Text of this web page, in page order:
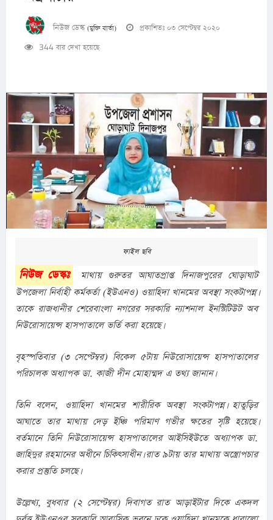
নিউজ ডেস্ক (মুক্তি বার্তা)
প্রকাশিতঃ ০৩ সেপ্টেম্বর ২০২০
344 বার দেখা হয়েছে
ফাইল ছবি
নিউজ ডেস্কঃ
মাথায় গুরুতর আঘাতপ্রাপ্ত দিনাজপুরের ঘোড়াঘাট
উপজেলা নির্বাহী কর্মকর্তা (ইউএনও) ওয়াহিদা খানমের অবস্থা সংকটাপন্ন।
তাকে রাজধানীর শেরেবাংলা নগরের সরকারি ন্যাশনাল ইনস্টিটিউট অব
নিউরোসায়েন্স হাসপাতালে ভর্তি করা হয়েছে।
বৃহস্পতিবার (৩ সেপ্টেম্বর) বিকেল ৫টায় নিউরোসায়েন্স হাসপাতালের
পরিচালক অধ্যাপক ডা. কাজী দীন মোহাম্মদ এ তথ্য জানান।
তিনি বলেন, ওয়াহিদা খানমের শারীরিক অবস্থা সংকটাপন্ন। হাতুড়ির
আঘাতে তার মাথায় দেড় ইঞ্চি পরিমাণ গভীর ক্ষতের সৃষ্টি হয়েছে।
বর্তমানে তিনি নিউরোসায়েন্স হাসপাতালের আইসিইউতে অধ্যাপক ডা.
জাহিদুর রহমানের অধীনে চিকিৎসাধীন। রাত ৯টায় তার মাথায় অস্ত্রোপচার
করার প্রস্তুতি চলছে।
উল্লেখ্য, বুধবার (২ সেপ্টেম্বর) দিবাগত রাত আড়াইটার দিকে একদল